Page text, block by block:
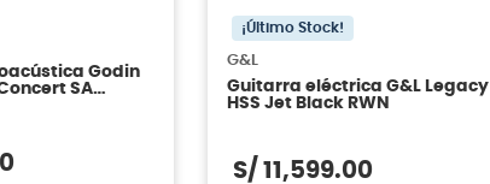
Godin
SA
¡Último Stock!
G&L
Guitarra eléctrica G&L Legacy
HSS Jet Black RWN
S/ 11 ,599.00